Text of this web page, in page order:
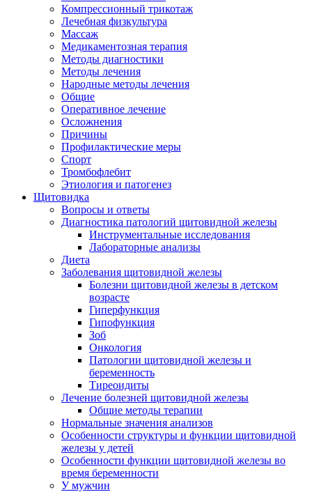
Компрессионный трикотаж
Лечебная физкультура
Массаж
Медикаментозная терапия
Методы диагностики
Методы лечения
Народные методы лечения
Общие
Оперативное лечение
Осложнения
Причины
Профилактические меры
Спорт
Тромбофлебит
Этиология и патогенез
Щитовидка
Вопросы и ответы
Диагностика патологий щитовидной железы
Инструментальные исследования
Лабораторные анализы
Диета
Заболевания щитовидной железы
Болезни щитовидной железы в детском
возрасте
Гиперфункция
Гипофункция
Зоб
Онкология
Патологии щитовидной железы и
беременность
Тиреоидиты
Лечение болезней щитовидной железы
Общие методы терапии
Нормальные значения анализов
Особенности структуры и функции щитовидной
железы у детей
Особенности функции щитовидной железы во
время беременности
У мужчин